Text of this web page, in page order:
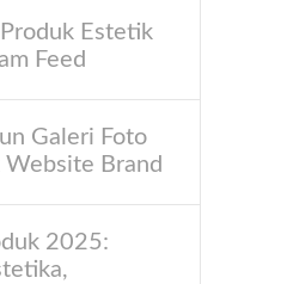
Estetik
Feed
Galeri Foto
Website Brand
2025: